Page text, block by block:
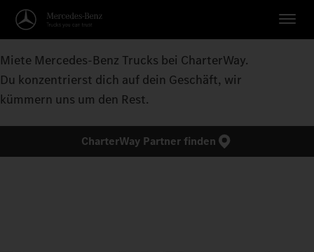
Miete Mercedes-Benz Trucks bei CharterWay.
Du konzentrierst dich auf dein Geschäft, wir
kümmern uns um den Rest.
CharterWay Partner finden